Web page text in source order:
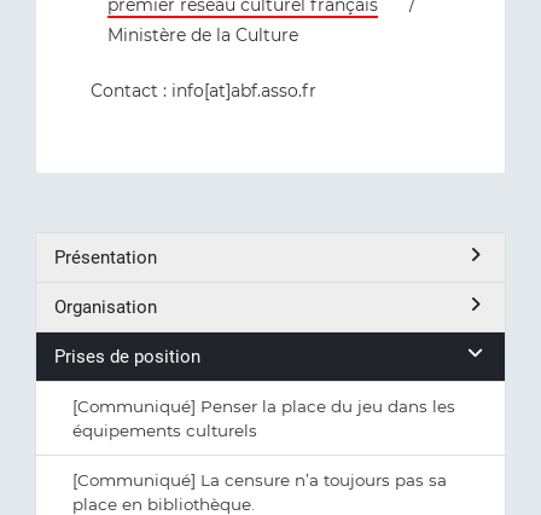
premier réseau culturel français
/
Ministère de la Culture
Contact : info[at]abf.asso.fr
Présentation
Organisation
Prises de position
[Communiqué] Penser la place du jeu dans les
équipements culturels
[Communiqué] La censure n’a toujours pas sa
place en bibliothèque.